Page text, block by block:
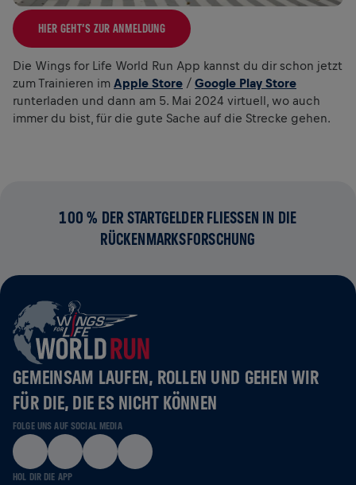
HIER GEHT’S ZUR ANMELDUNG
Die Wings for Life World Run App kannst du dir schon jetzt
zum Trainieren im Apple Store / Google Play Store
runterladen und dann am 5. Mai 2024 virtuell, wo auch
immer du bist, für die gute Sache auf die Strecke gehen.
100 % DER STARTGELDER FLIESSEN IN DIE R
ÜCKENMARKSFORSCHUNG
GEMEINSAM LAUFEN, ROLLEN UND GEHEN WIR
FÜR DIE, DIE ES NICHT KÖNNEN
FOLGE UNS AUF SOCIAL MEDIA
HOL DIR DIE APP